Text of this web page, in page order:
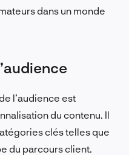
dans un monde
l’audience est
du contenu. Il
clés telles que
du parcours client.